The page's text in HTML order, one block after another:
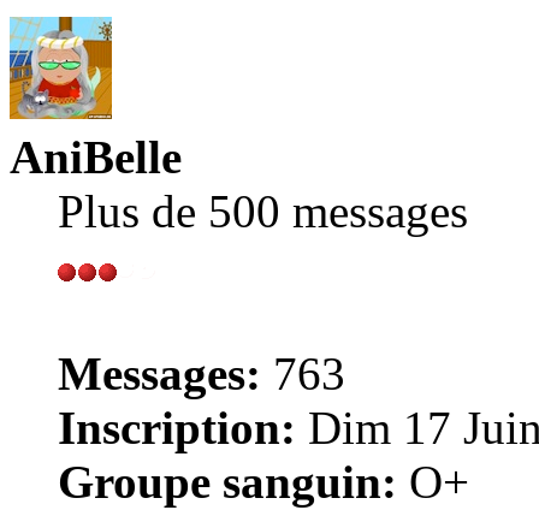
AniBelle
Plus de 500 messages
Messages: 763
Inscription: Dim 17
Groupe sanguin: O+